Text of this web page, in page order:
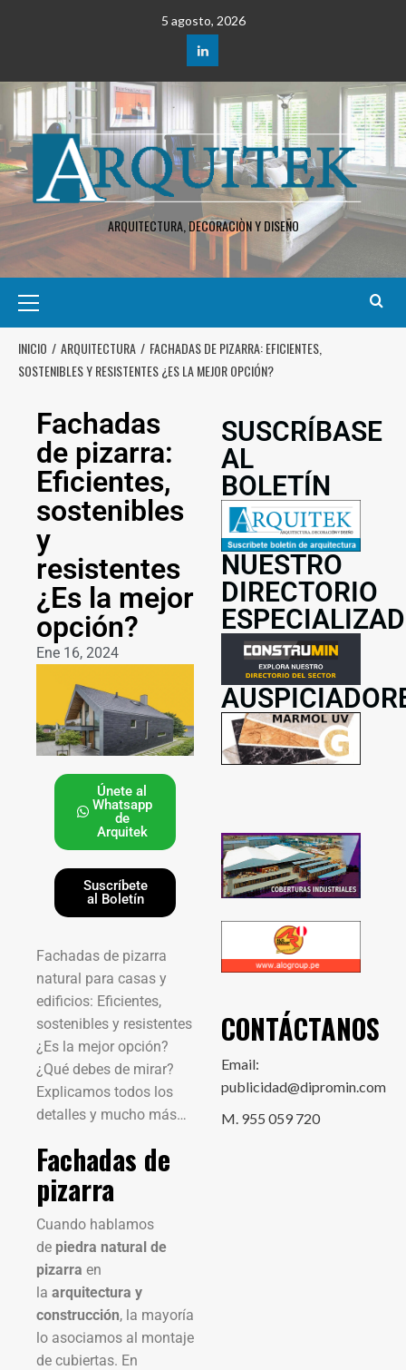
5 agosto, 2026
ARQUITECTURA, DECORACIÒN Y DISEÑO
INICIO ARQUITECTURA
FACHADAS DE PIZARRA: EFICIENTES,
SOSTENIBLES Y RESISTENTES ¿ES LA MEJOR OPCIÓN?
Fachadas
de pizarra:
Eficientes,
sostenibles
y
resistentes
¿Es la mejor
opción?
Ene 16, 2024
Únete al
Whatsapp
de
Arquitek
Suscríbete
al Boletín
Fachadas de pizarra
natural para casas y
edificios: Eficientes,
sostenibles y resistentes
¿Es la mejor opción?
¿Qué debes de mirar?
Explicamos todos los
detalles y mucho más…
Fachadas de
pizarra
Cuando hablamos
de piedra natural de
pizarra en
la arquitectura y
construcción, la mayoría
lo asociamos al montaje
de cubiertas. En
SUSCRÍBASE
AL
BOLETÍN
NUESTRO
DIRECTORIO
CONTÁCTANOS
Email:
publicidad@dipromin.com
M. 955 059 720